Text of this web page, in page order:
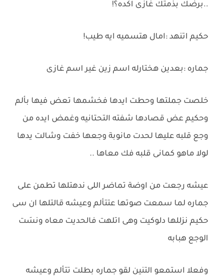
..برضك بذمتك غازى اكده؟!
حكيم اتنهد :امال هتسميه ايه طيب!
جماره :بعدين هختارله اسم زين غير اسم غازى
خلصت جملتها وحطت ايدها فخشمها تعض فيها بألم
وحكيم عض قصادها شفته التحتانيه وغمض ايده من
وجع قلبه عليها لحدت مانوبة وجعها خفت وشالت يدها
لولا ماهو كمانى قلبه فك معاها ..
عيشه رجعت من اوضة تماضر اللى ندهتلها تطمن على
جماره لما سمعت صوتها عتتألم وعيشه قالتلها ان سى
حكيم نزللها دلوكيت وهى اتلهت فالحديت معاه ونسَت
الوجع هبابه
وفعلا استمعو التنين لقو جماره بطلت تتألم وعيشه